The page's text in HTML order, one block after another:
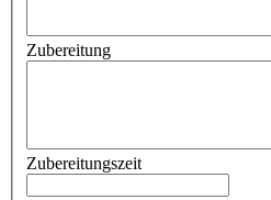
Zubereitung
Zubereitungszeit